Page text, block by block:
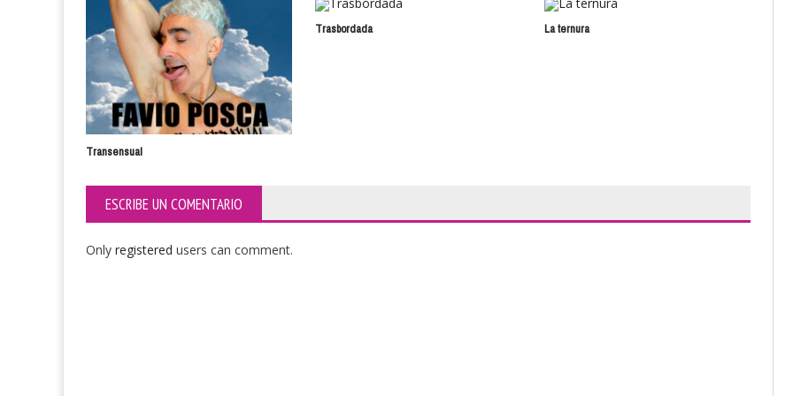
Transensual
Trasbordada La ternura
ESCRIBE UN COMENTARIO
Only registered users can comment.